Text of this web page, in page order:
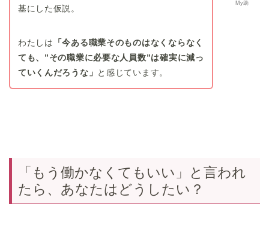
My助
基にした仮説。
わたしは
「今ある職業そのものはなくならなく
ても、”その職業に必要な人員数”は確実に減っ
ていくんだろうな」 と感じています。
「もう働かなくてもいい」と言われ
たら、あなたはどうしたい？